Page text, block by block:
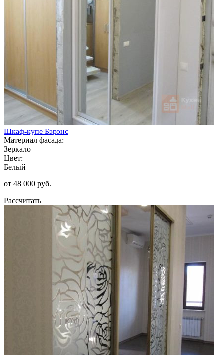
Шкаф-купе Бэронс
Материал фасада:
Зеркало
Цвет:
Белый
от 48 000 руб.
Рассчитать